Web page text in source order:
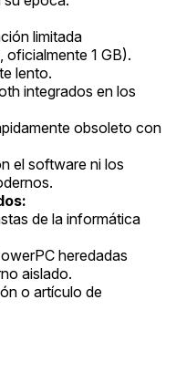
limitada
oficialmente 1 GB).
lento.
integrados en los
obsoleto con
el software ni los
de la informática
heredadas
aislado.
o artículo de